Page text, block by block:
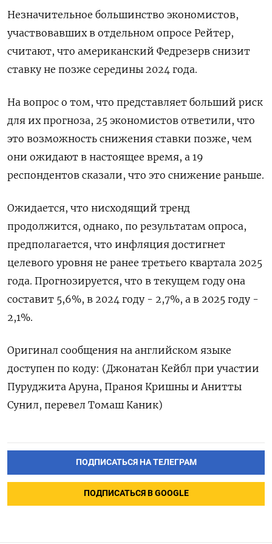
Незначительное большинство экономистов,
участвовавших в отдельном опросе Рейтер,
считают, что американский Федрезерв снизит
ставку не позже середины 2024 года.
На вопрос о том, что представляет больший риск
для их прогноза, 25 экономистов ответили, что
это возможность снижения ставки позже, чем
они ожидают в настоящее время, а 19
респондентов сказали, что это снижение раньше.
Ожидается, что нисходящий тренд
продолжится, однако, по результатам опроса,
предполагается, что инфляция достигнет
целевого уровня не ранее третьего квартала 2025
года. Прогнозируется, что в текущем году она
составит 5,6%, в 2024 году - 2,7%, а в 2025 году -
2,1%.
Оригинал сообщения на английском языке
доступен по коду: (Джонатан Кейбл при участии
Пуруджита Аруна, Праноя Кришны и Анитты
Сунил, перевел Томаш Каник)
ПОДПИСАТЬСЯ НА ТЕЛЕГРАМ
ПОДПИСАТЬСЯ В GOOGLE